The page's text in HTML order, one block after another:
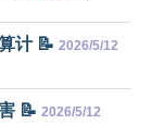
计 📝 2026/5/12
📝 2026/5/12